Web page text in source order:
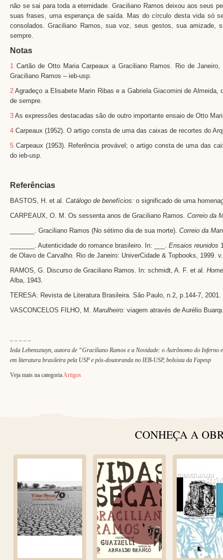
não se sai para toda a eternidade. Graciliano Ramos deixou aos seus
suas frases, uma esperança de saída. Mas do círculo desta vida só
consolados. Graciliano Ramos, sua voz, seus gestos, sua amizade,
sempre.
Notas
1 Cartão de Otto Maria Carpeaux a Graciliano Ramos. Rio de
Graciliano Ramos – ieb-usp.
2 Agradeço a Elisabete Marin Ribas e a Gabriela Giacomini de
de sempre.
3 As expressões destacadas são de outro importante ensaio de Otto
4 Carpeaux (1952). O artigo consta de uma das caixas de recortes do
5 Carpeaux (1953). Referência provável; o artigo consta de uma das
do ieb-usp.
Referências
BASTOS, H. et al. Catálogo de benefícios: o significado de uma
CARPEAUX, O. M. Os sessenta anos de Graciliano Ramos. Correio da
_______. Graciliano Ramos (No sétimo dia de sua morte). Correio da
_______. Autenticidade do romance brasileiro. In: ___. Ensaios reunidos
de Olavo de Carvalho. Rio de Janeiro: UniverCidade & Topbooks, 1999.
RAMOS, G. Discurso de Graciliano Ramos. In: schmidt, A. F. et al.
Alba, 1943.
TERESA: Revista de Literatura Brasileira. São Paulo, n.2, p.144-7, 2001.
VASCONCELOS FILHO, M. Marulheiro: viagem através de Aurélio
– – – – –
Ieda Lebensztayn, autora de “Graciliano Ramos e a Novidade: o Astrônomo do
em literatura brasileira pela USP e pós-doutoranda no IEB-USP, bolsista da Fapesp
Veja mais na categoriaArtigos
CONHEÇA A